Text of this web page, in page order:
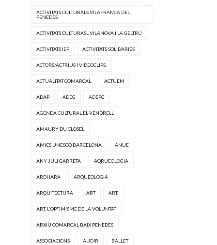
ACTIVITATS CULTURALS VILAFRANCA DEL
PENEDÈS
ACTIVITATS CULTURASL VILANOVA I LA GELTRÚ
ACTIVITATS IEP ACTIVITATS SOLIDÀRIES
ACTORS/ACTRIUS I VIDEOCLIPS.
ACTUALITAT COMARCAL ACTUEM
ADAP ADEG ADEPG
AGENDA CULTURAL EL VENDRELL
AMAURY DU CLOSEL
AMICS UNESCO BARCELONA ANUE
ANY JULI GARRETA AQRUEOLOGIA
ARDHARA ARQUEOLOGIA
ARQUITECTURA ART ART.
ART. L'OPTIMISME DE LA VOLUNTAT
ARXIU COMARCAL BAIX PENEDÈS
ASSOCIACIONS AUDIR BALLET